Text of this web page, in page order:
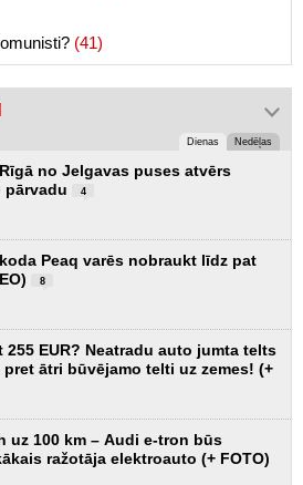
(41)
Dienas Nedēļas
no Jelgavas puses atvērs
pārvadu
4
Peaq varēs nobraukt līdz pat
8
255 EUR? Neatradu auto jumta telts
ātri būvējamo telti uz zemes! (+
uz 100 km – Audi e-tron būs
ražotāja elektroauto (+ FOTO)